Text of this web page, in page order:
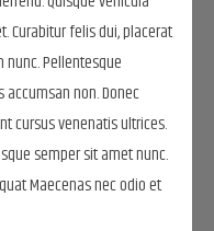
Curabitur felis dui, placerat
Pellentesque
non. Donec
cursus venenatis ultrices.
semper sit amet nunc.
Maecenas nec odio et